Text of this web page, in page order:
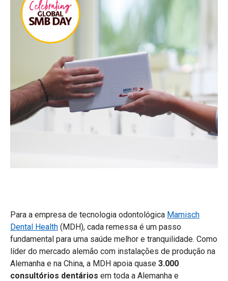
Para a empresa de tecnologia odontológica Mamisch
Dental Health (MDH), cada remessa é um passo
fundamental para uma saúde melhor e tranquilidade. Como
líder do mercado alemão com instalações de produção na
Alemanha e na China, a MDH apoia quase 3.000
consultórios dentários em toda a Alemanha e